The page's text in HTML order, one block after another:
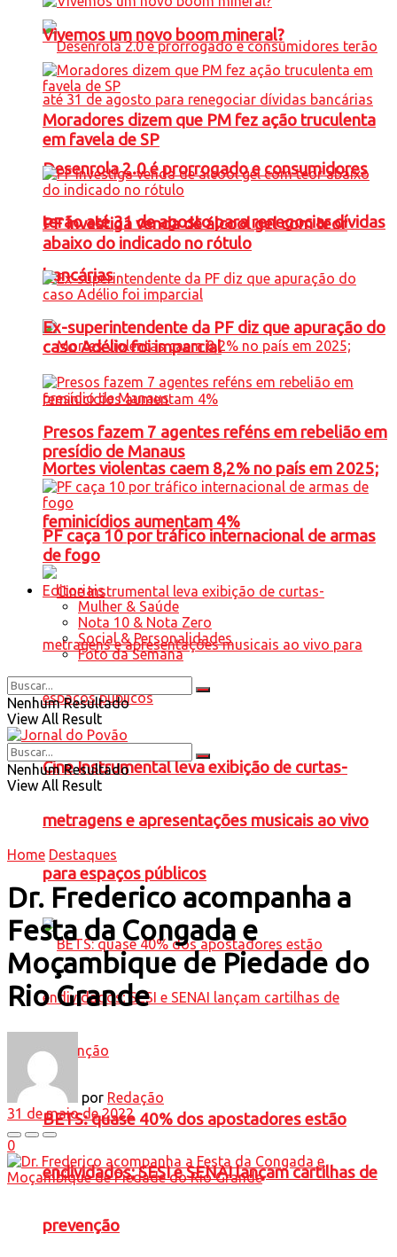
Desenrola 2.0 é prorrogado e consumidores
terão até 31 de agosto para renegociar dívidas
bancárias
Mortes violentas caem 8,2% no país em 2025;
feminicídios aumentam 4%
Cine Instrumental leva exibição de curtas-
metragens e apresentações musicais ao vivo
para espaços públicos
BETS: quase 40% dos apostadores estão
endividados; SESI e SENAI lançam cartilhas de
prevenção
Vivemos um novo boom mineral?
Moradores dizem que PM fez ação truculenta
em favela de SP
PF investiga venda de álcool gel com teor
abaixo do indicado no rótulo
Ex-superintendente da PF diz que apuração do
caso Adélio foi imparcial
Presos fazem 7 agentes reféns em rebelião em
presídio de Manaus
PF caça 10 por tráfico internacional de armas
de fogo
Editoriais
Mulher & Saúde
Nota 10 & Nota Zero
Social & Personalidades
Foto da Semana
Nenhum Resultado
View All Result
Nenhum Resultado
View All Result
Home Destaques
Dr. Frederico acompanha a
Festa da Congada e
Moçambique de Piedade do
Rio Grande
por Redação
31 de maio de 2022
0